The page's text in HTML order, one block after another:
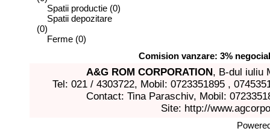
Spatii productie (0)
Spatii depozitare
(0)
Ferme (0)
Comision vanzare: 3%
A&G ROM CORPORATION, B-dul iuliu
Tel: 021 / 4303722, Mobil: 0723351895 ,
Contact: Tina Paraschiv, Mobil:
Site: http://